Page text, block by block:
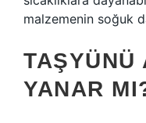
malzemenin soğuk
TAŞYÜNÜ
YANAR